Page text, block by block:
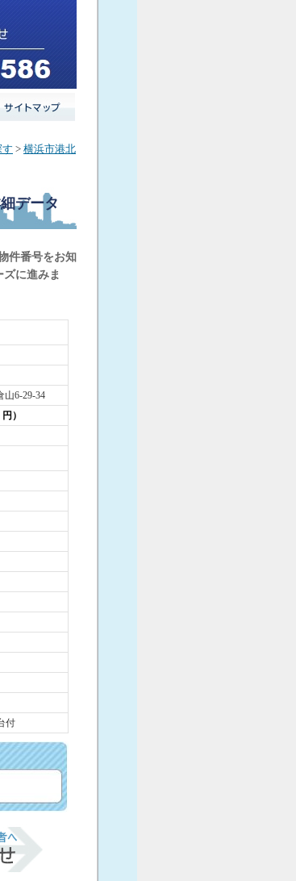
> 横浜市港北
データ
件番号をお知
に進みま
山6-29-34
）
付